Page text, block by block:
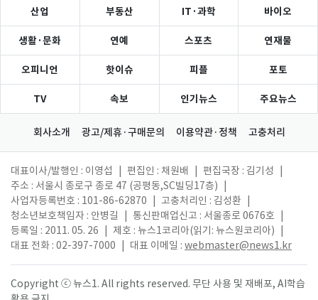
산업 부동산 IT·과학 바이오
생활·문화 연예 스포츠 연재물
오피니언 핫이슈 피플 포토
TV 속보 인기뉴스 주요뉴스
회사소개 광고/제휴·구매문의 이용약관·정책 고충처리
대표이사/발행인 : 이영섭 편집인 : 채원배 편집국장 : 김기성
주소 : 서울시 종로구 종로 47 (공평동,SC빌딩17층)
사업자등록번호 : 101-86-62870
고충처리인 : 김성환
청소년보호책임자 : 안병길
통신판매업신고 : 서울종로 0676호
등록일 : 2011. 05. 26
제호 : 뉴스1코리아(읽기: 뉴스원코리아)
대표 전화 : 02-397-7000
대표 이메일 : webmaster@news1.kr
Copyright ⓒ 뉴스1. All rights reserved. 무단 사용 및 재배포, AI학습